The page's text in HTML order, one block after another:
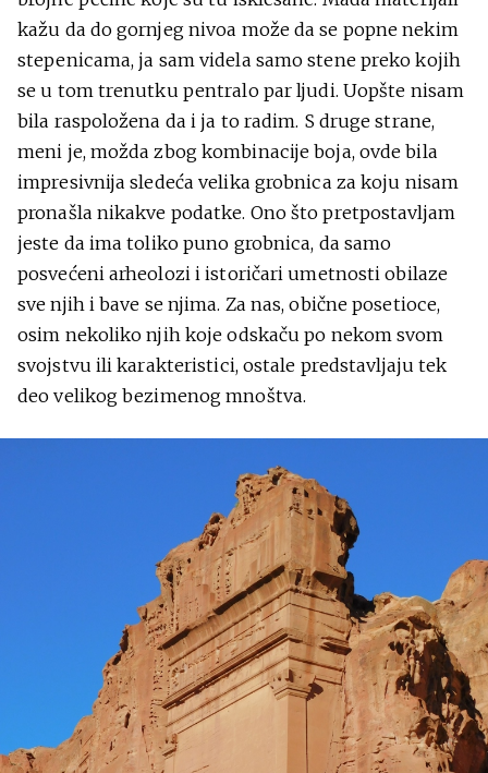
kažu da do gornjeg nivoa može da se popne nekim
stepenicama, ja sam videla samo stene preko kojih
se u tom trenutku pentralo par ljudi. Uopšte nisam
bila raspoložena da i ja to radim. S druge strane,
meni je, možda zbog kombinacije boja, ovde bila
impresivnija sledeća velika grobnica za koju nisam
pronašla nikakve podatke. Ono što pretpostavljam
jeste da ima toliko puno grobnica, da samo
posvećeni arheolozi i istoričari umetnosti obilaze
sve njih i bave se njima. Za nas, obične posetioce,
osim nekoliko njih koje odskaču po nekom svom
svojstvu ili karakteristici, ostale predstavljaju tek
deo velikog bezimenog mnoštva.